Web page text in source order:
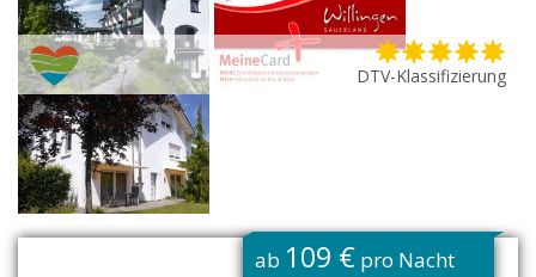
DTV-Klassifizierung
ab 109 € pro Nacht